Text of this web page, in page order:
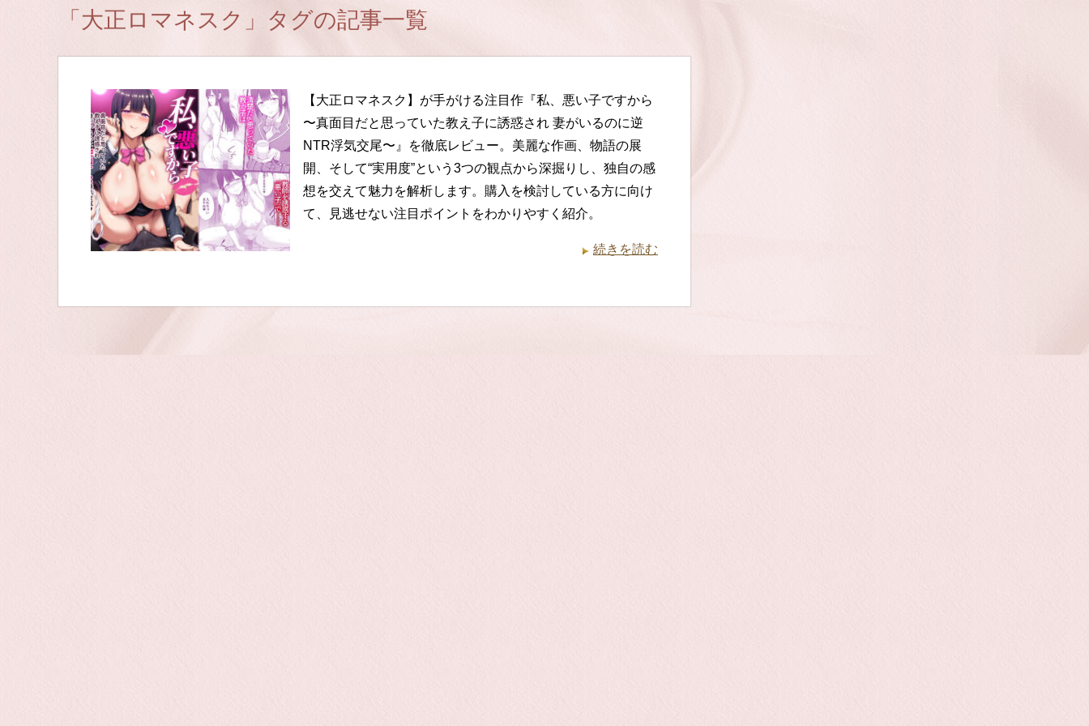
「大正ロマネスク」タグの記事一覧
【大正ロマネスク】が手がける注目作『私、悪い子ですから
〜真面目だと思っていた教え子に誘惑され 妻がいるのに逆
NTR浮気交尾〜』を徹底レビュー。美麗な作画、物語の展
開、そして“実用度”という3つの観点から深掘りし、独自の感
想を交えて魅力を解析します。購入を検討している方に向け
て、見逃せない注目ポイントをわかりやすく紹介。
続きを読む